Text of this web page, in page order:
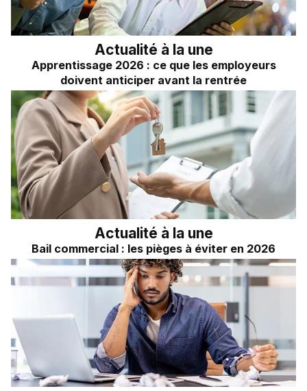
Actualité à la une
Apprentissage 2026 : ce que les employeurs
doivent anticiper avant la rentrée
Actualité à la une
Bail commercial : les pièges à éviter en 2026